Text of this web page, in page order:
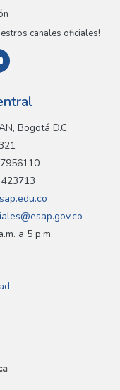
canales oficiales!
Bogotá D.C.
a 5 p.m.